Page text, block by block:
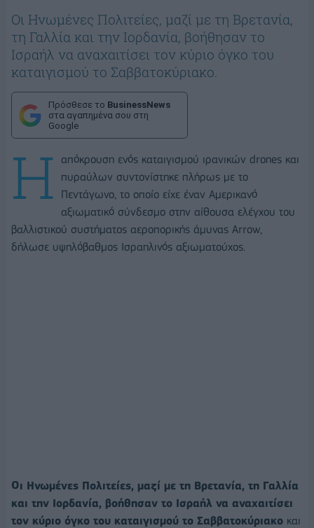
Οι Ηνωμένες Πολιτείες, μαζί με τη Βρετανία,
τη Γαλλία και την Ιορδανία, βοήθησαν το
Ισραήλ να αναχαιτίσει τον κύριο όγκο του
καταιγισμού το Σαββατοκύριακο.
Πρόσθεσε το BusinessNews
στα αγαπημένα σου στη
Google
Η
απόκρουση ενός καταιγισμού ιρανικών drones και
πυραύλων συντονίστηκε πλήρως με το
Πεντάγωνο, το οποίο είχε έναν Αμερικανό
αξιωματικό σύνδεσμο στην αίθουσα ελέγχου του
βαλλιστικού συστήματος αεροπορικής άμυνας Arrow,
δήλωσε υψηλόβαθμος Ισραηλινός αξιωματούχος.
Οι Ηνωμένες Πολιτείες, μαζί με τη Βρετανία, τη Γαλλία
και την Ιορδανία, βοήθησαν το Ισραήλ να αναχαιτίσει
τον κύριο όγκο του καταιγισμού το Σαββατοκύριακο και